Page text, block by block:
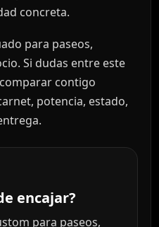
concreta.
para paseos,
Si dudas entre este
contigo
potencia, estado,
encajar?
para paseos,